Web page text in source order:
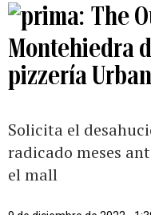
The
Montehiedra
pizzería
Solicita el
radicado meses
el mall